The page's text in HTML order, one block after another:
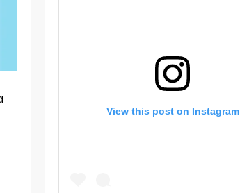
Kuasai 150 Bank Soal HOTS Sekarang!
View this post on Instagram